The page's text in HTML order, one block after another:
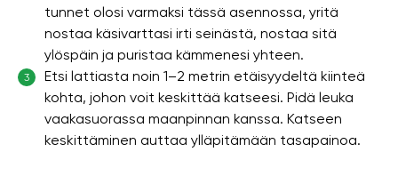
tunnet olosi varmaksi tässä asennossa, yritä
nostaa käsivarttasi irti seinästä, nostaa sitä
ylöspäin ja puristaa kämmenesi yhteen.
3
Etsi lattiasta noin 1–2 metrin etäisyydeltä kiinteä
kohta, johon voit keskittää katseesi. Pidä leuka
vaakasuorassa maanpinnan kanssa. Katseen
keskittäminen auttaa ylläpitämään tasapainoa.